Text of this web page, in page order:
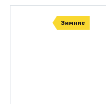
Зимние